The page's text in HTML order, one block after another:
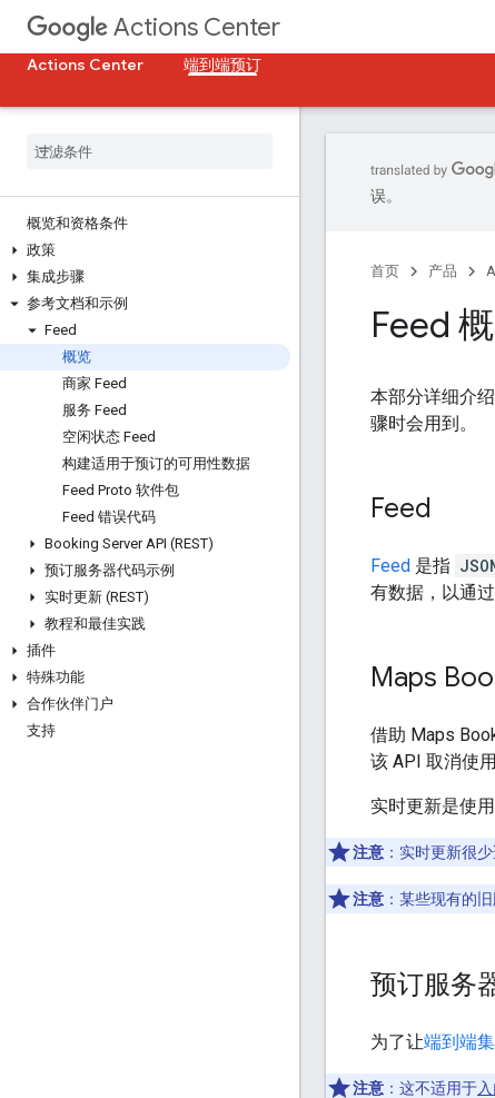
Actions Center
Actions Center
端到端预订
概览和资格条件
政策
集成步骤
参考文档和示例
Feed
概览
商家 Feed
服务 Feed
空闲状态 Feed
构建适用于预订的可用性数据
Feed Proto 软件包
Feed 错误代码
Booking Server API (REST)
预订服务器代码示例
实时更新 (REST)
教程和最佳实践
插件
特殊功能
合作伙伴门户
支持
误。
首页 产品
Feed
本部分详细介
骤时会用到。
Feed
Feed 是指
有数据，以通
Maps
借助 Maps
该 API 取消使
实时更新是使用
注意 ：实时更新很
注意 ：某些现有的
预订服务
为了让端到端
注意 ：这不适用于